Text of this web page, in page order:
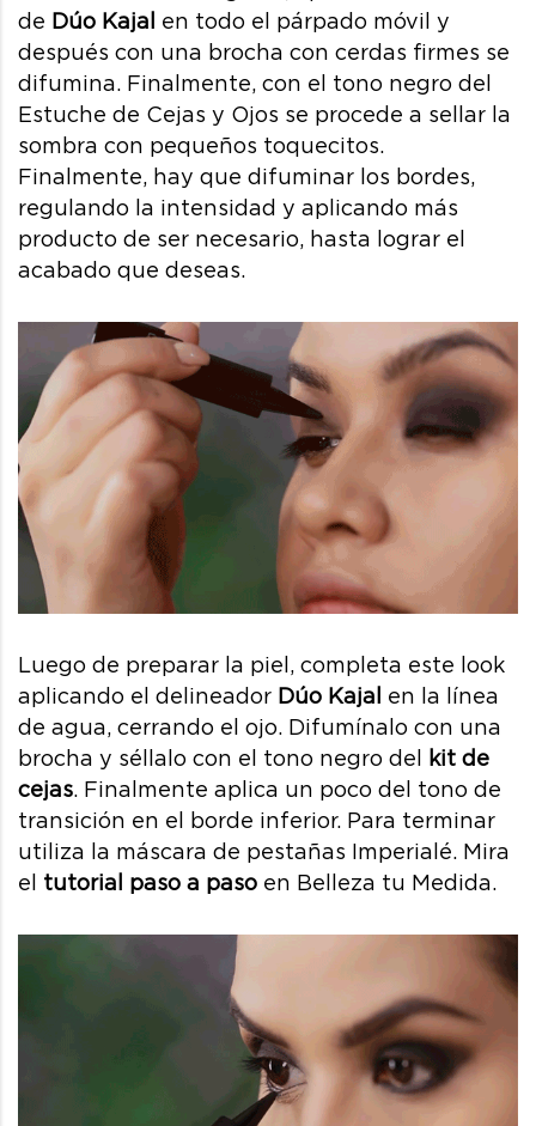
de Dúo Kajal en todo el párpado móvil y
después con una brocha con cerdas firmes se
difumina. Finalmente, con el tono negro del
Estuche de Cejas y Ojos se procede a sellar la
sombra con pequeños toquecitos.
Finalmente, hay que difuminar los bordes,
regulando la intensidad y aplicando más
producto de ser necesario, hasta lograr el
acabado que deseas.
Luego de preparar la piel, completa este look
aplicando el delineador Dúo Kajal en la línea
de agua, cerrando el ojo. Difumínalo con una
brocha y séllalo con el tono negro del
kit de
cejas. Finalmente aplica un poco del tono de
transición en el borde inferior. Para terminar
utiliza la máscara de pestañas Imperialé. Mira
el tutorial paso a paso en Belleza tu Medida.